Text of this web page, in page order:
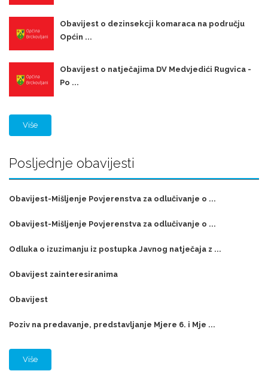
Obavijest o dezinsekcji komaraca na području
Općin ...
Obavijest o natječajima DV Medvjedići Rugvica -
Po ...
Više
Posljednje obavijesti
Obavijest-Mišljenje Povjerenstva za odlučivanje o ...
Obavijest-Mišljenje Povjerenstva za odlučivanje o ...
Odluka o izuzimanju iz postupka Javnog natječaja z ...
Obavijest zainteresiranima
Obavijest
Poziv na predavanje, predstavljanje Mjere 6. i Mje ...
Više